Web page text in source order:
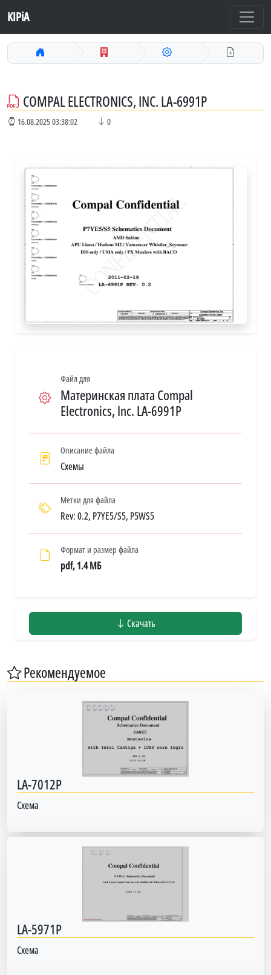
KIPiA
COMPAL ELECTRONICS, INC. LA-6991P
16.08.2025 03:38:02 0
Файл для
Материнская плата Compal
Electronics, Inc. LA-6991P
Описание файла
Схемы
Метки для файла
Rev: 0.2, P7YE5/S5, P5WS5
Формат и размер файла
pdf, 1.4 МБ
Скачать
Рекомендуемое
LA-7012P
Схема
LA-5971P
Схема